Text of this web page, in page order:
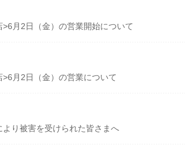
月2日（金）の営業開始について
月2日（金）の営業について
より被害を受けられた皆さまへ